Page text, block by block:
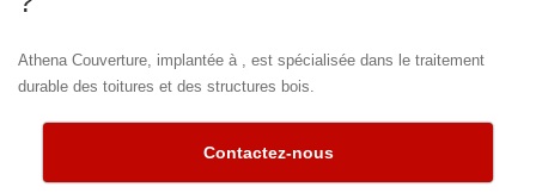
Athena Couverture, implantée à , est spécialisée dans le traitement
durable des toitures et des structures bois.
Contactez-nous